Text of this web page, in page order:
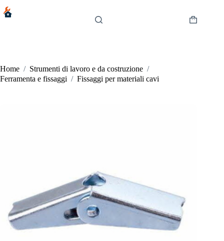
al
Carrello
Home / Strumenti di lavoro e da costruzione /
Ferramenta e fissaggi / Fissaggi per materiali cavi